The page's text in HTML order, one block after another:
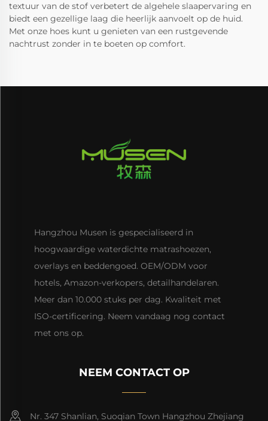
textuur van de stof verbetert de algehele slaapervaring en
biedt een gezellige laag die heerlijk aanvoelt op de huid.
Met onze hoes kunt u genieten van een rustgevende
nachtrust zonder in te boeten op comfort.
Hangzhou Musen is gespecialiseerd in
hoogwaardige waterdichte matrashoezen,
overlays en beddengoed. OEM/ODM voor
hotels, Amazon-verkopers, detailhandelaren.
Meer dan 10.000 stuks per dag. Kwaliteit met
ISO-certificering. Neem vandaag nog contact
met ons op.
NEEM CONTACT OP
Nr. 347 Shanlian, Suoqian Town Hangzhou Zhejiang